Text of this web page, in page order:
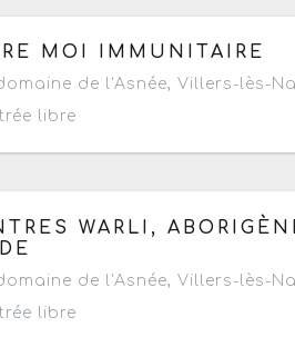
16 septembre 2017 de 14h à
MOI IMMUNITAIRE
de l'Asnée, Villers-lès-
libre
15 au samedi 24 juin 2017
de 14h à 19h
WARLI,
de l'Asnée, Villers-lès-
libre